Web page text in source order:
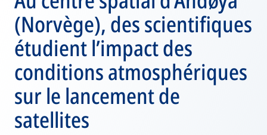
(Norvège), des scientifiques
étudient l’impact des
conditions atmosphériques
sur le lancement de
satellites